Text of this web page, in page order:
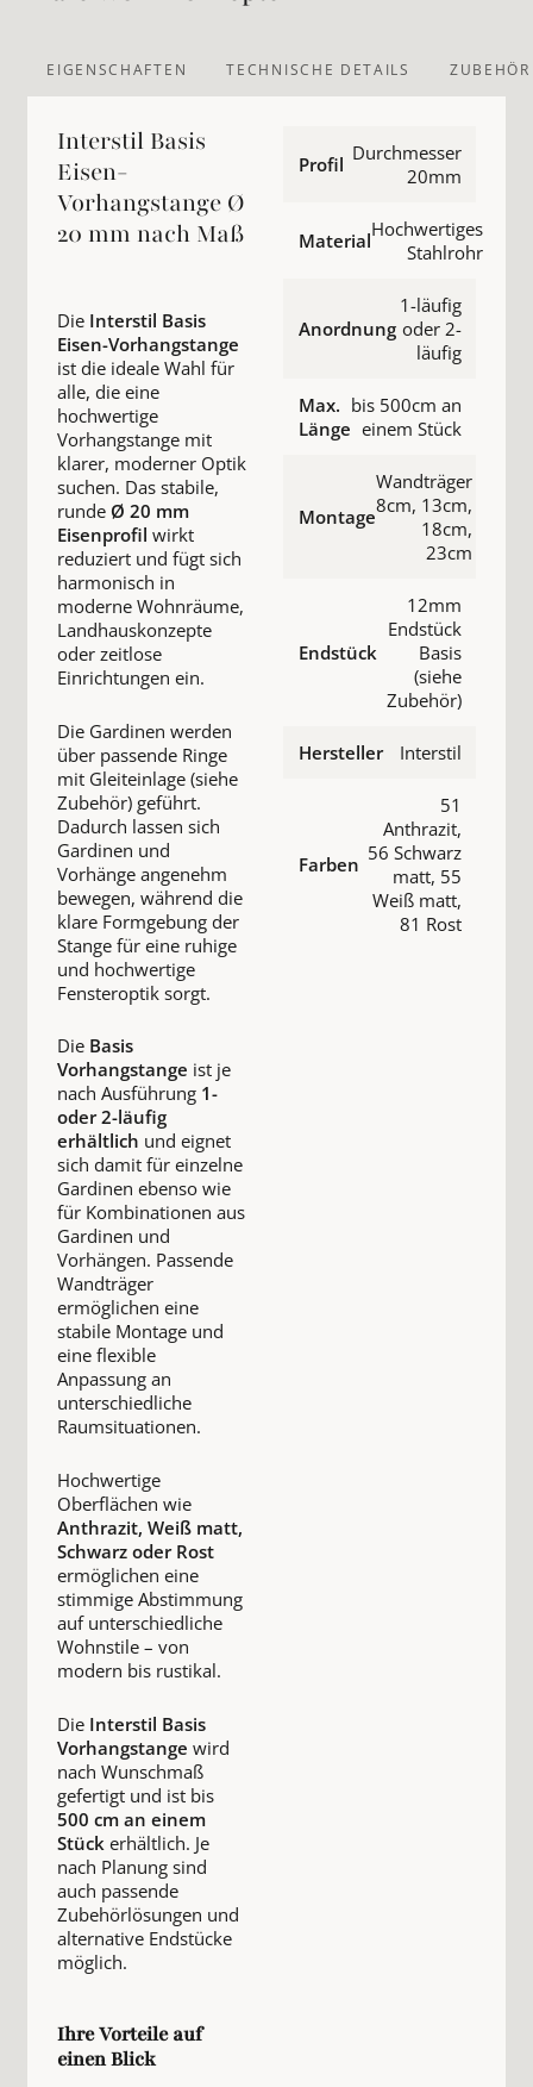
EIGENSCHAFTEN TECHNISCHE DETAILS ZUBEHÖR
Interstil Basis
Eisen-
Vorhangstange Ø
20 mm nach Maß
Die Interstil Basis
Eisen-Vorhangstange
ist die ideale Wahl für
alle, die eine
hochwertige
Vorhangstange mit
klarer, moderner Optik
suchen. Das stabile,
runde Ø 20 mm
Eisenprofil wirkt
reduziert und fügt sich
harmonisch in
moderne Wohnräume,
Landhauskonzepte
oder zeitlose
Einrichtungen ein.
Die Gardinen werden
über passende Ringe
mit Gleiteinlage (siehe
Zubehör) geführt.
Dadurch lassen sich
Gardinen und
Vorhänge angenehm
bewegen, während die
klare Formgebung der
Stange für eine ruhige
und hochwertige
Fensteroptik sorgt.
Die Basis
Vorhangstange ist je
nach Ausführung 1-
oder 2-läufig
erhältlich und eignet
sich damit für einzelne
Gardinen ebenso wie
für Kombinationen aus
Gardinen und
Vorhängen. Passende
Wandträger
ermöglichen eine
stabile Montage und
eine flexible
Anpassung an
unterschiedliche
Raumsituationen.
Hochwertige
Oberflächen wie
Anthrazit, Weiß matt,
Schwarz oder Rost
ermöglichen eine
stimmige Abstimmung
auf unterschiedliche
Wohnstile – von
modern bis rustikal.
Die Interstil Basis
Vorhangstange wird
nach Wunschmaß
gefertigt und ist bis
500 cm an einem
Stück erhältlich. Je
nach Planung sind
auch passende
Zubehörlösungen und
alternative Endstücke
möglich.
Ihre Vorteile auf
einen Blick
Profil Durchmesser
20mm
MaterialHochwertiges
Stahlrohr
Anordnung
1-läufig
oder 2-
läufig
Max.
Länge
bis 500cm an
einem Stück
Montage
Wandträger
8cm, 13cm,
18cm,
23cm
Endstück
12mm
Endstück
Basis
(siehe
Zubehör)
Hersteller Interstil
Farben
51
Anthrazit,
56 Schwarz
matt, 55
Weiß matt,
81 Rost